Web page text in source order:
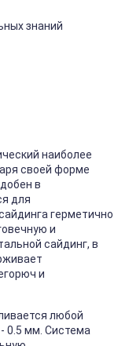
знаний
наиболее
своей форме
в
для
герметично
и
сайдинг, в
и
любой
0.5 мм. Система